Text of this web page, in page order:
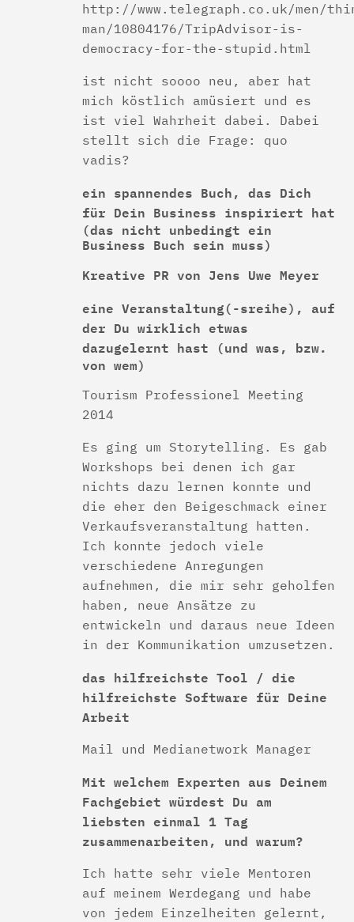
http://www.telegraph.co.uk/men/
man/10804176/TripAdvisor-is-
democracy-for-the-stupid.html
ist nicht soooo neu, aber hat
mich köstlich amüsiert und es
ist viel Wahrheit dabei. Dabei
stellt sich die Frage: quo
vadis?
ein spannendes Buch, das Dich
für Dein Business inspiriert hat
(das nicht unbedingt ein
Business Buch sein muss)
Kreative PR von Jens Uwe Meyer
eine Veranstaltung(-sreihe), auf
der Du wirklich etwas
dazugelernt hast (und was, bzw.
von wem)
Tourism Professionel Meeting
2014
Es ging um Storytelling. Es gab
Workshops bei denen ich gar
nichts dazu lernen konnte und
die eher den Beigeschmack einer
Verkaufsveranstaltung hatten.
Ich konnte jedoch viele
verschiedene Anregungen
aufnehmen, die mir sehr geholfen
haben, neue Ansätze zu
entwickeln und daraus neue Ideen
in der Kommunikation umzusetzen.
das hilfreichste Tool / die
hilfreichste Software für Deine
Arbeit
Mail und Medianetwork Manager
Mit welchem Experten aus Deinem
Fachgebiet würdest Du am
liebsten einmal 1 Tag
zusammenarbeiten, und warum?
Ich hatte sehr viele Mentoren
auf meinem Werdegang und habe
von jedem Einzelheiten gelernt,